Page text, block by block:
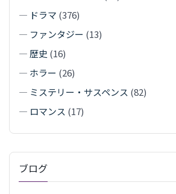
— ドラマ (376)
— ファンタジー (13)
— 歴史 (16)
— ホラー (26)
— ミステリー・サスペンス (82)
— ロマンス (17)
ブログ